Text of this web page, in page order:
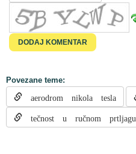
Povezane teme:
aerodrom nikola tesla
tečnost u ručnom prtljagu